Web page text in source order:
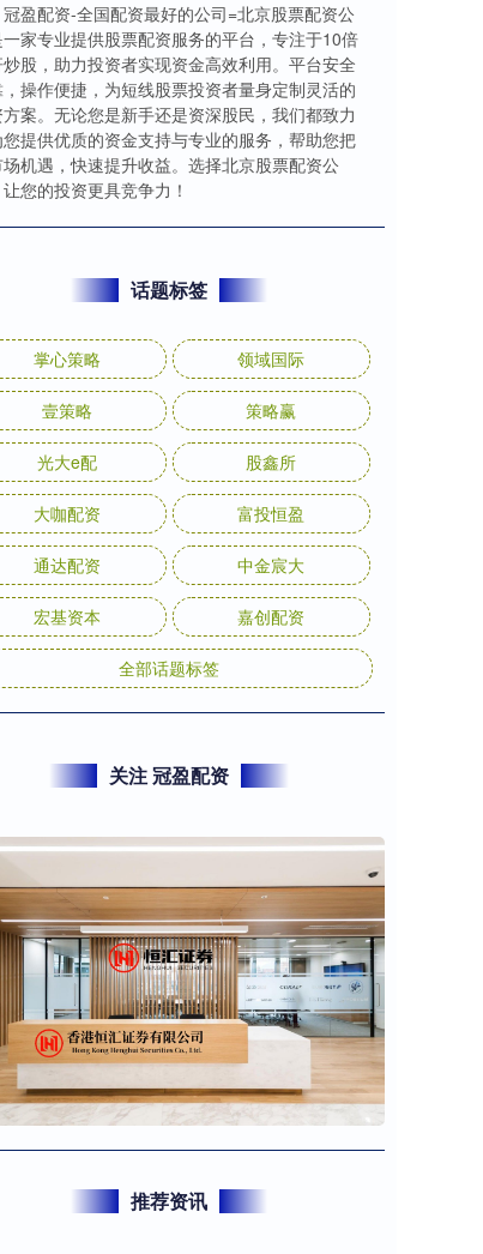
冠盈配资-全国配资最好的公司=北京股票配资公
家专业提供股票配资服务的平台，专注于10倍
股，助力投资者实现资金高效利用。平台安全
操作便捷，为短线股票投资者量身定制灵活的
案。无论您是新手还是资深股民，我们都致力
提供优质的资金支持与专业的服务，帮助您把
机遇，快速提升收益。选择北京股票配资公
您的投资更具竞争力！
话题标签
掌心策略 领域国际
壹策略 策略赢
光大e配 股鑫所
大咖配资 富投恒盈
通达配资 中金宸大
宏基资本 嘉创配资
全部话题标签
关注 冠盈配资
推荐资讯